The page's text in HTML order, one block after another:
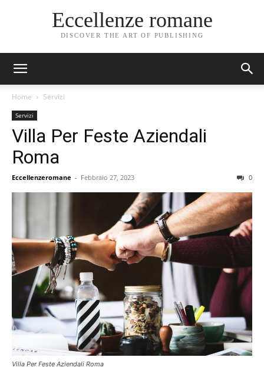
Eccellenze romane
DISCOVER THE ART OF PUBLISHING
Home Servizi
Servizi
Villa Per Feste Aziendali
Roma
Eccellenzeromane - Febbraio 27, 2023 0
Villa Per Feste Aziendali Roma